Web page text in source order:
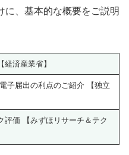
に、基本的な概要をご説明
済産業省】
子届出の利点のご紹介 【独立
評価 【みずほリサーチ＆テク